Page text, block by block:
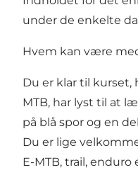
under de enkelte
Hvem kan være
Du er klar til kurset,
MTB, har lyst til at
på blå spor og en
Du er lige
E-MTB, trail, enduro